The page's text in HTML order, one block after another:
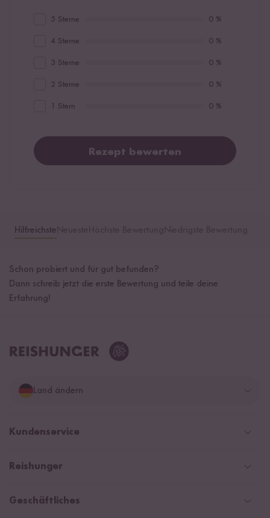
5 Sterne 0 %
4 Sterne 0 %
3 Sterne 0 %
2 Sterne 0 %
1 Stern 0 %
Rezept bewerten
Hilfreichste
Schon probiert und für gut befunden?
Dann schreib jetzt die erste Bewertung und teile deine
Erfahrung!
Land ändern
Deutschland
Niederlande
Kundenservice
Help Center & FAQ
Zahlarten
Reishunger
Newsletter
Geschäftliches